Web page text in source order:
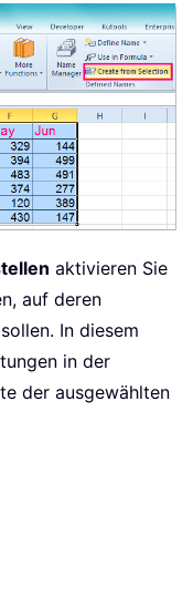
aktivieren Sie
auf deren
In diesem
in der
der ausgewählten